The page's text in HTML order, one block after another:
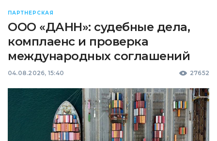
ПАРТНЕРСКАЯ
ООО «ДАНН»: судебные дела,
комплаенс и проверка
международных соглашений
04.08.2026, 15:40 27652